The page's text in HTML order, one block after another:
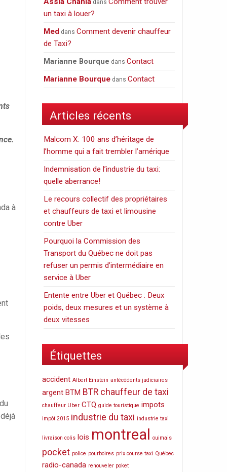
à
dans
un taxi à louer?
Med dansComment devenir chauffeur
de Taxi?
Marianne Bourque dansContact
Marianne Bourque dansContact
Articles récents
Malcom X: 100 ans d’héritage de
l’homme qui a fait trembler l’amérique
Indemnisation de l’industrie du taxi:
quelle aberrance!
Le recours collectif des propriétaires
et chauffeurs de taxi et limousine
contre Uber
Pourquoi la Commission des
Transport du Québec ne doit pas
refuser un permis d’intermédiaire en
service à Uber
Entente entre Uber et Québec : Deux
poids, deux mesures et un système à
deux vitesses
Étiquettes
accident Albert Einstein antécédents judiciaires
argent BTM BTR chauffeur de taxi
chauffeur Uber CTQ guide touristique impots
impôt 2015 industrie du taxi industrie taxi
livraison colis lois montreal ouimais
pocket police pourboires prix course taxi Québec
radio-canada renouveler poket